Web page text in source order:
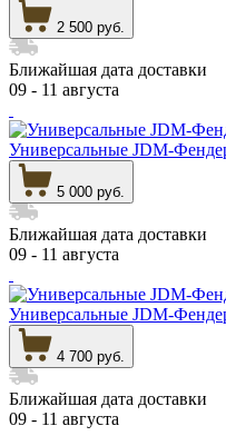
2 500 руб.
Ближайшая дата доставки
09 - 11 августа
Универсальные JDM-
5 000 руб.
Ближайшая дата доставки
09 - 11 августа
Универсальные JDM-
4 700 руб.
Ближайшая дата доставки
09 - 11 августа